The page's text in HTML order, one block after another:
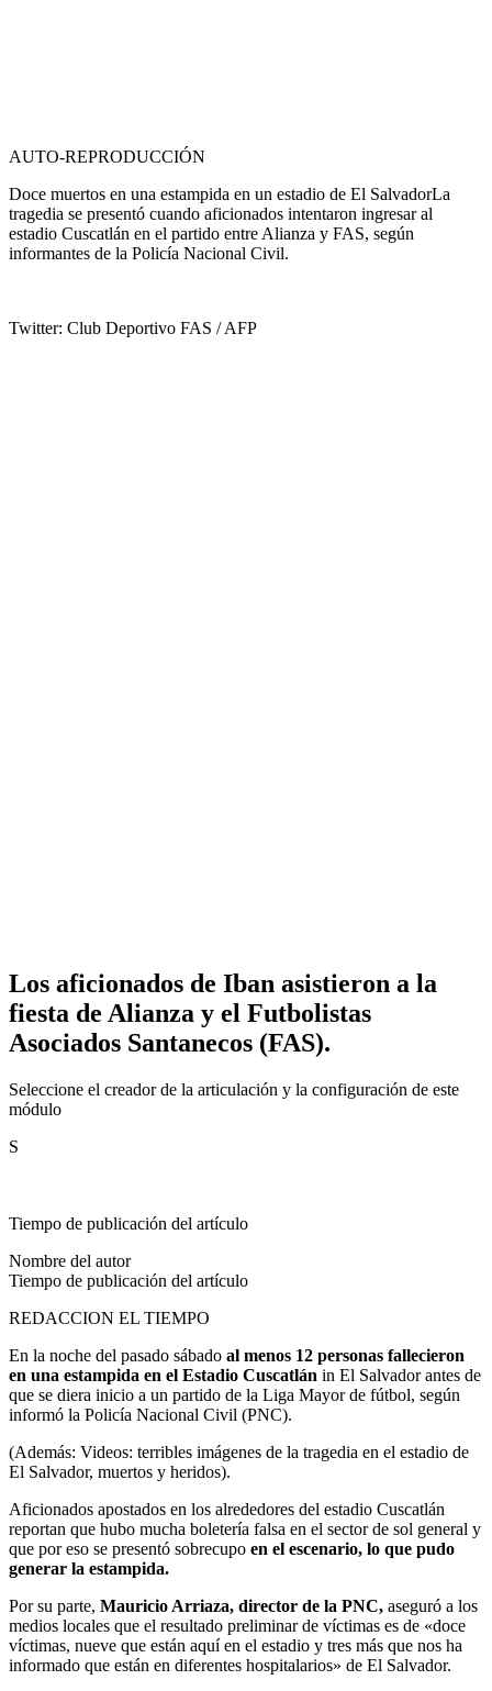
AUTO-REPRODUCCIÓN
Doce muertos en una estampida en un estadio de El SalvadorLa
tragedia se presentó cuando aficionados intentaron ingresar al
estadio Cuscatlán en el partido entre Alianza y FAS, según
informantes de la Policía Nacional Civil.
Twitter: Club Deportivo FAS / AFP
Los aficionados de Iban asistieron a la
fiesta de Alianza y el Futbolistas
Asociados Santanecos (FAS).
Seleccione el creador de la articulación y la configuración de este
módulo
S
Tiempo de publicación del artículo
Nombre del autor
Tiempo de publicación del artículo
REDACCION EL TIEMPO
En la noche del pasado sábado al menos 12 personas fallecieron
en una estampida en el Estadio Cuscatlán in El Salvador antes de
que se diera inicio a un partido de la Liga Mayor de fútbol, ​​​​según
informó la Policía Nacional Civil (PNC).
(Además: Videos: terribles imágenes de la tragedia en el estadio de
El Salvador, muertos y heridos).
Aficionados apostados en los alrededores del estadio Cuscatlán
reportan que hubo mucha boletería falsa en el sector de sol general y
que por eso se presentó sobrecupo en el escenario, lo que pudo
generar la estampida.
Por su parte, Mauricio Arriaza, director de la PNC, aseguró a los
medios locales que el resultado preliminar de víctimas es de «doce
víctimas, nueve que están aquí en el estadio y tres más que nos ha
informado que están en diferentes hospitalarios» de El Salvador.